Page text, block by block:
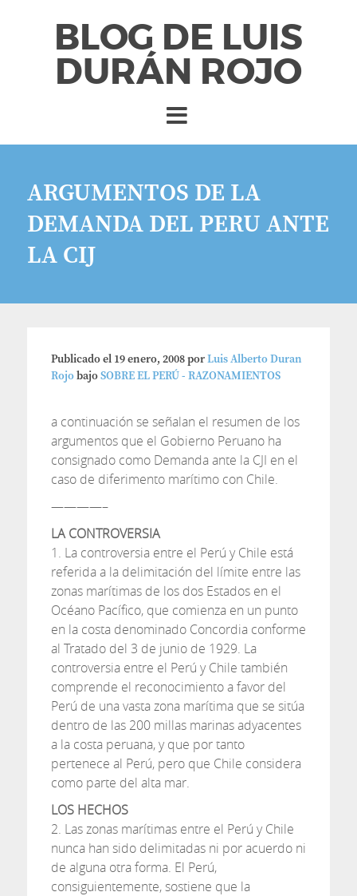
BLOG DE LUIS
DURÁN ROJO
ARGUMENTOS DE LA
DEMANDA DEL PERU ANTE
LA CIJ
Publicado el 19 enero, 2008porLuis Alberto Duran
RojobajoSOBRE EL PERÚ - RAZONAMIENTOS
a continuación se señalan el resumen de los
argumentos que el Gobierno Peruano ha
consignado como Demanda ante la CJI en el
caso de diferimento marítimo con Chile.
————–
LA CONTROVERSIA
1. La controversia entre el Perú y Chile está
referida a la delimitación del límite entre las
zonas marítimas de los dos Estados en el
Océano Pacífico, que comienza en un punto
en la costa denominado Concordia conforme
al Tratado del 3 de junio de 1929. La
controversia entre el Perú y Chile también
comprende el reconocimiento a favor del
Perú de una vasta zona marítima que se sitúa
dentro de las 200 millas marinas adyacentes
a la costa peruana, y que por tanto
pertenece al Perú, pero que Chile considera
como parte del alta mar.
LOS HECHOS
2. Las zonas marítimas entre el Perú y Chile
nunca han sido delimitadas ni por acuerdo ni
de alguna otra forma. El Perú,
consiguientemente, sostiene que la